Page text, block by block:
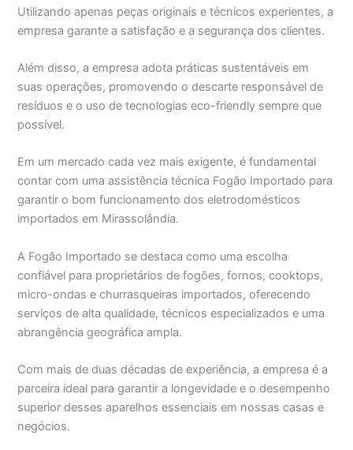
Utilizando apenas peças originais e técnicos experientes, a
empresa garante a satisfação e a segurança dos clientes.
Além disso, a empresa adota práticas sustentáveis em
suas operações, promovendo o descarte responsável de
resíduos e o uso de tecnologias eco-friendly sempre que
possível.
Em um mercado cada vez mais exigente, é fundamental
contar com uma assistência técnica Fogão Importado para
garantir o bom funcionamento dos eletrodomésticos
importados em Mirassolândia.
A Fogão Importado se destaca como uma escolha
confiável para proprietários de fogões, fornos, cooktops,
micro-ondas e churrasqueiras importados, oferecendo
serviços de alta qualidade, técnicos especializados e uma
abrangência geográfica ampla.
Com mais de duas décadas de experiência, a empresa é a
parceira ideal para garantir a longevidade e o desempenho
superior desses aparelhos essenciais em nossas casas e
negócios.